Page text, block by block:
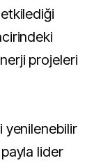
projeleri
yenilenebilir
lider